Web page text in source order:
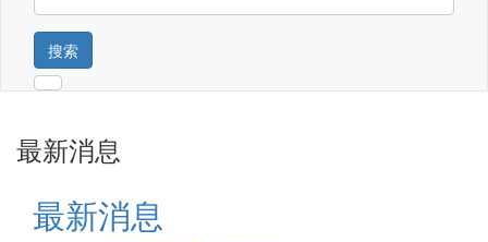
搜索
最新消息
最新消息